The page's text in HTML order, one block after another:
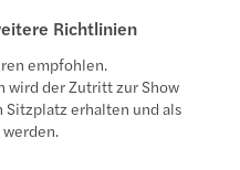
Richtlinien
empfohlen.
wird der Zutritt zur Show
Sitzplatz erhalten und als